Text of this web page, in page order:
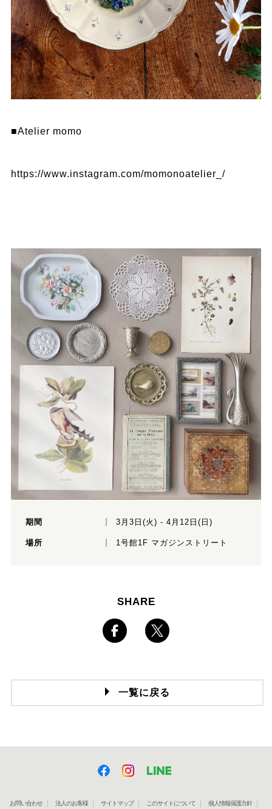
■Atelier momo
https://www.instagram.com/momonoatelier_/
期間 3月3日(火) - 4月12日(日)
場所 1号館1F マガジンストリート
SHARE
一覧に戻る
お問い合わせ 法人のお客様 サイトマップ このサイトについて 個人情報保護方針